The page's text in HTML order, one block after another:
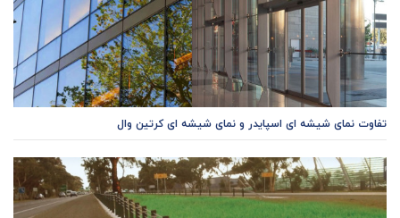
تفاوت نمای شیشه ای اسپایدر و نمای شیشه ای کرتین وال